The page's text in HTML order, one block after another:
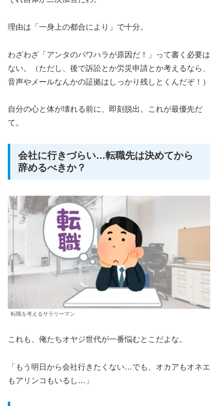
理由は「一身上の都合により」で十分。
わざわざ「アンタのパワハラが原因だ！」って書く必要は
ない。（ただし、後で訴訟とか労災申請とか考えるなら、
音声やメールなんかの証拠はしっかり残しとくんだぞ！）
自分の心と体が壊れる前に、即刻脱出。これが最優先だ
て。
会社に行きづらい…転職先は決めてから
辞めるべきか？
転職を考えるサラリーマン
これも、俺たちオヤジ世代が一番悩むとこだよな。
「もう明日から会社行きたくない…でも、オカアもオネエ
もアリンコもいるし…」